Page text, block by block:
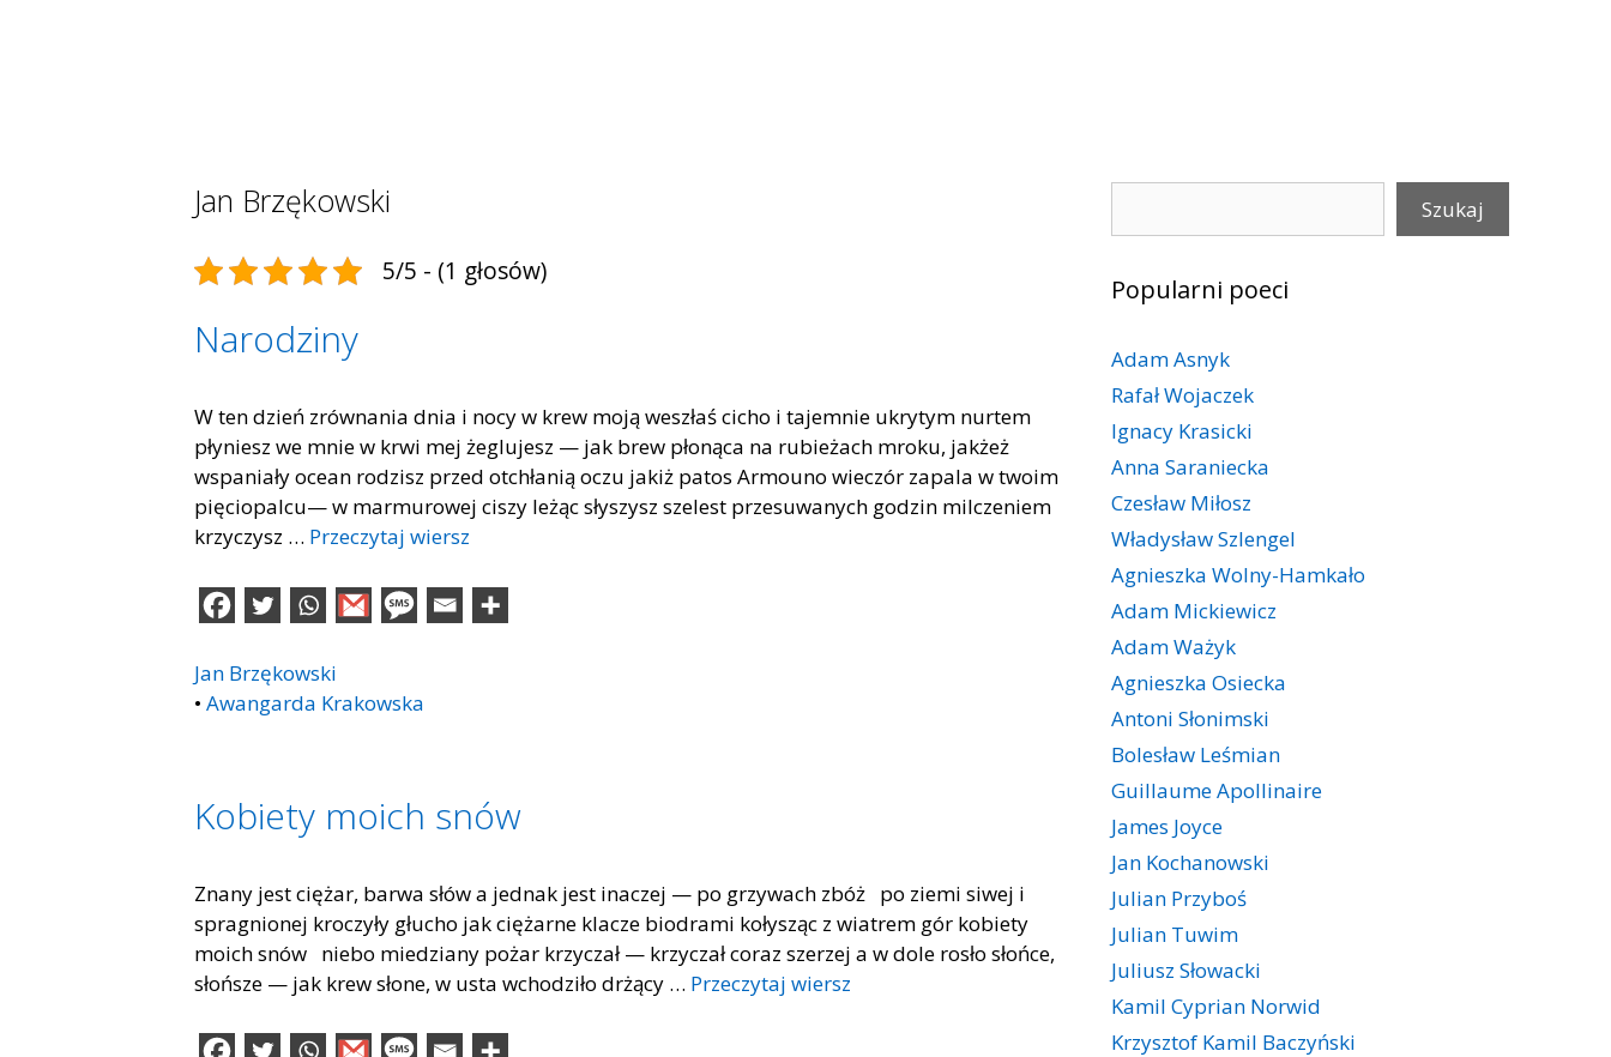
Jan Brzękowski
5/5 - (1 głosów)
Narodziny
W ten dzień zrównania dnia i nocy w krew moją weszłaś cicho i tajemnie ukrytym nurtem
płyniesz we mnie w krwi mej żeglujesz — jak brew płonąca na rubieżach mroku, jakżeż
wspaniały ocean rodzisz przed otchłanią oczu jakiż patos Armouno wieczór zapala w twoim
pięciopalcu— w marmurowej ciszy leżąc słyszysz szelest przesuwanych godzin milczeniem
krzyczysz … Przeczytaj wiersz
Jan Brzękowski
• Awangarda Krakowska
Kobiety moich snów
Znany jest ciężar, barwa słów a jednak jest inaczej — po grzywach zbóż po ziemi siwej i
spragnionej kroczyły głucho jak ciężarne klacze biodrami kołysząc z wiatrem gór kobiety
moich snów niebo miedziany pożar krzyczał — krzyczał coraz szerzej a w dole rosło słońce,
słońsze — jak krew słone, w usta wchodziło drżący … Przeczytaj wiersz
Szukaj
Popularni poeci
Adam Asnyk
Rafał Wojaczek
Ignacy Krasicki
Anna Saraniecka
Czesław Miłosz
Władysław Szlengel
Agnieszka Wolny-Hamkało
Adam Mickiewicz
Adam Ważyk
Agnieszka Osiecka
Antoni Słonimski
Bolesław Leśmian
Guillaume Apollinaire
James Joyce
Jan Kochanowski
Julian Przyboś
Julian Tuwim
Juliusz Słowacki
Kamil Cyprian Norwid
Krzysztof Kamil Baczyński